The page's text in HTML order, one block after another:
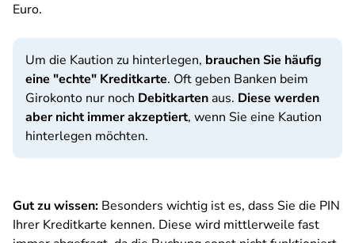
Euro.
Um die Kaution zu hinterlegen, brauchen Sie häufig
eine "echte" Kreditkarte. Oft geben Banken beim
Girokonto nur noch Debitkartenaus. Diese werden
aber nicht immer akzeptiert, wenn Sie eine Kaution
hinterlegen möchten.
Gut zu wissen: Besonders wichtig ist es, dass Sie die PIN
Ihrer Kreditkarte kennen. Diese wird mittlerweile fast